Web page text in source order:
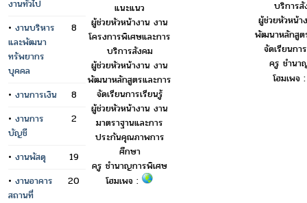
งานทั่วไป
• งานบริหาร
และพัฒนา
ทรัพยากร
บุคคล
8
• งานการเงิน
8
• งานการ
บัญชี
2
• งานพัสดุ
19
• งานอาคาร
สถานที่
20
แนะแนว
ผู้ช่วยหัวหน้างาน งาน
โครงการพิเศษและการ
บริการสังคม
ผู้ช่วยหัวหน้างาน งาน
พัฒนาหลักสูตรและการ
จัดเรียนการเรียนรู้
ผู้ช่วยหัวหน้างาน งาน
มาตราฐานและการ
ประกันคุณภาพการ
ศึกษา
ครู ชำนาญการพิเศษ
โฮมเพจ :
บริการ
ผู้ช่วยหัวหน้า
พัฒนาหลักสูต
จัดเรียนกา
ครู ชำนา
โฮมเพจ